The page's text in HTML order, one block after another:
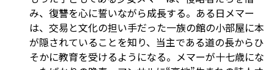
み、復讐を心に誓いながら成長する。ある日メマー
は、交易と文化の担い手だった一族の館の小部屋に本
が隠されていることを知り、当主である道の長からひ
そかに教育を受けるようになる。メマーが十七歳にな